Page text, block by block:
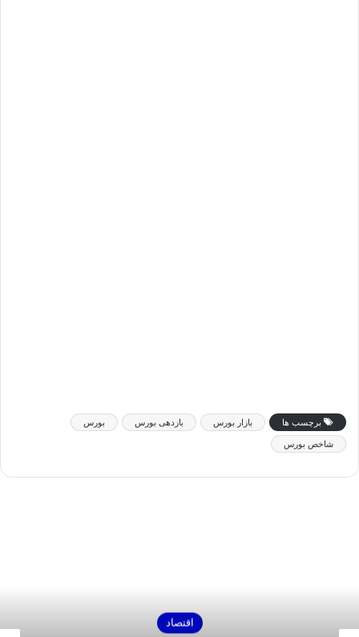
برچسب ها بازار بورس بازدهی بورس بورس
شاخص بورس
اقتصاد